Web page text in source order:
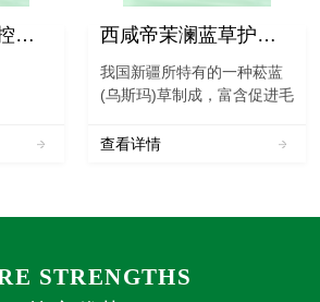
西咸帝茉澜丰盈控油洗发水 西咸帝茉澜蓝草护发粉
我国新疆所特有的一种菘蓝
(乌斯玛)草制成，富含促进毛
炎、抗病毒、凉血等功效。
查看详情
STRENGTHS